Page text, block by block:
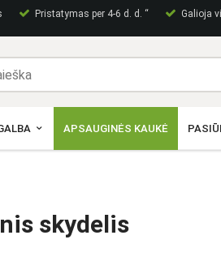
Pristatymas per 4-6 d. d. “ Galioja
APSAUGINĖS KAUKĖ
skydelis